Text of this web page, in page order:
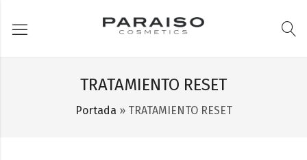
TRATAMIENTO RESET
Portada » TRATAMIENTO RESET